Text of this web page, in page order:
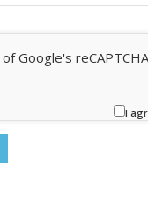
Google's
I